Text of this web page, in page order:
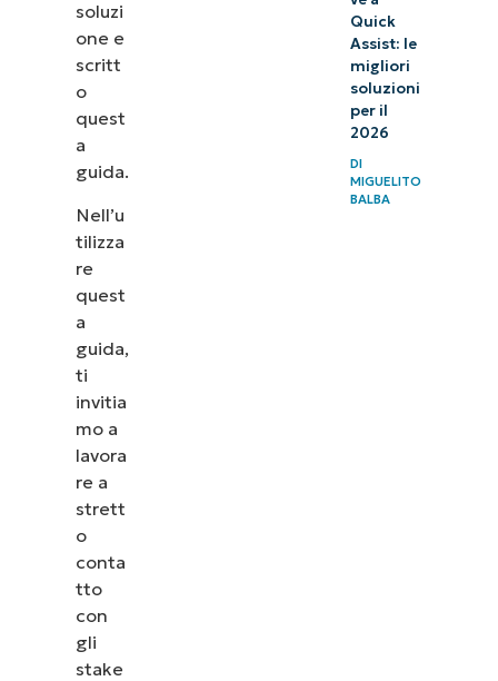
soluzi
one e
scritt
o
quest
a
guida.
Nell’u
tilizza
re
quest
a
guida,
ti
invitia
mo a
lavora
re a
strett
o
conta
tto
con
gli
stake
Quick
Assist: le
migliori
soluzioni
per il
2026
DI
MIGUELITO
BALBA